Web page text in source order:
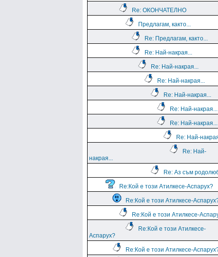
Re: ОКОНЧАТЕЛНО
Предлагам, както...
Re: Предлагам, както...
Re: Най-накрая...
Re: Най-накрая...
Re: Най-накрая...
Re: Най-накрая...
Re: Най-накрая...
Re: Най-накрая...
Re: Най-
Re: Най-
накрая...
Re: Аз съм
Re:Кой е този Атилкесе-Аспарух?
Re:Кой е този Атилкесе-
Re:Кой е този Атилкесе-
Re:Кой е този Атилкесе-
Аспарух?
Re:Кой е този Атилкесе-